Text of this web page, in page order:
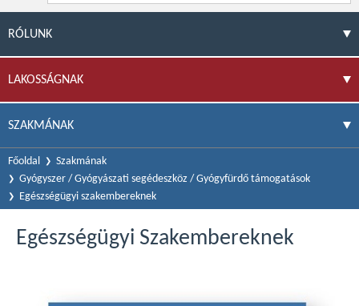
RÓLUNK
LAKOSSÁGNAK
SZAKMÁNAK
Főoldal
Szakmának
Gyógyszer / Gyógyászati segédeszköz / Gyógyfürdő támogatások
Egészségügyi szakembereknek
Egészségügyi Szakembereknek